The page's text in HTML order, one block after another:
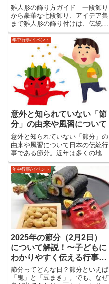
雛人形の飾り方ガイド｜一段飾り
から豪華な七段飾り、アイデア集
まで雛人形の飾り付けは、伝統的
なものから現代的なアレンジまで
幅広く楽しむことができます。本
記事では、雛人形の基本的な飾り
方に加え、トレンド感のあるアレ
ンジ例やおすすめの雛人形を詳
年中行事/イベント
意外と知られていない「節
分」の由来や風習について
意外と知られていない「節分」の
由来や風習について日本の伝統行
事である節分。近年は多くの地域
で行われるようになりましたが、
その起源や意義を詳しく知ってい
る方は意外と少ないのではないで
しょうか。本記事では、節分の歴
史や豆まきの目的、さらに節分
に...
年中行事/イベント
2025年の節分（2月2日）
について解説！〜子どもに
わかりやすく伝える行事の
意味や歴史、楽しみ方のヒ
ント〜
節分ってどんな日？節分といえば
「鬼」と「豆まき」。でも、なぜ